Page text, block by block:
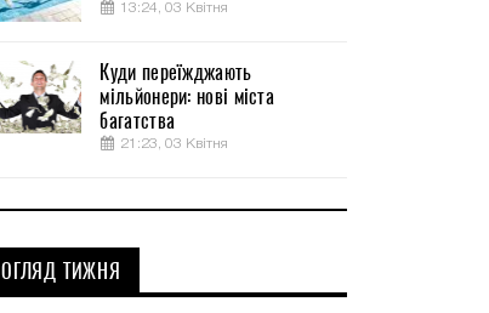
13:24, 03 Квітня
Куди переїжджають
мільйонери: нові міста
багатства
21:23, 03 Квітня
ОГЛЯД ТИЖНЯ